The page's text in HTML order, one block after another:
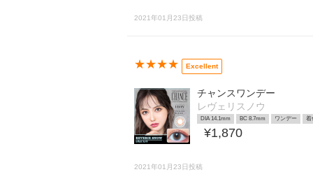
2021年01月23日投稿
★★★★ Excellent
チャンスワンデー
レヴェリスノウ
DIA 14.1mm BC 8.7mm ワンデー 着
¥1,870
2021年01月23日投稿